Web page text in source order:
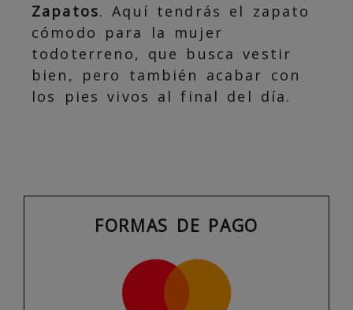
Zapatos. Aquí tendrás el zapato
cómodo para la mujer
todoterreno, que busca vestir
bien, pero también acabar con
los pies vivos al final del día.
FORMAS DE PAGO